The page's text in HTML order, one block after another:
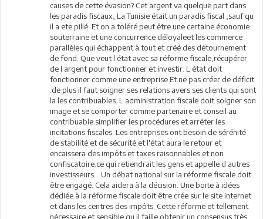
causes de cette évasion? Cet argent va quelque part dans
les paradis fiscaux, La Tunisie était un paradis fiscal ,sauf qu
il a ete pillé. Et on a toléré peut être une certaine économie
souterraine et une concurrence déloyaleet les commerce
parallèles qui échappent à tout et créé des détournement
de fond. Que veut l état avec sa réforme fiscale,récupérer
de l argent pour fonctionner et investir. L état doit
fonctionner comme une entreprise Et ne pas créer de déficit
.de plus il faut soigner ses relations avers ses clients qui sont
la les contribuables. L administration fiscale doit soigner son
image et se comporter comme partenaire et conseil au
contribuable.simplifier les procédures et arrêter les
incitations fiscales. Les entreprises ont besoin de sérénité
de stabilité et de sécurité.et l'état aura le retour et
encaissera des impôts et taxes raisonnables et non
confiscatoire.ce qui retiendrait les gens et appelle d autres
investisseurs... Un débat national sur la réforme fiscale doit
être engagé. Cela aidera à la décision. Une boite à idées
dédiée à la réforme fiscale doit être crée sur le site internet
et dans les centres des impôts. Cette réforme et tellement
nécessaire et sensible qu il faille obtenir un consensus très